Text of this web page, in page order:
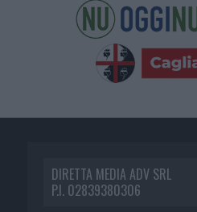
DIRETTA MEDIA ADV SRL
P.I. 02839380306